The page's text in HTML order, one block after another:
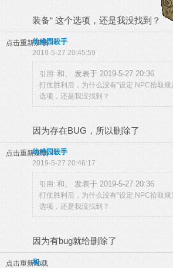
装备“ 这个选项，还是我没找到？
点击重新加载幼稚园殺手
2019-5-27 20:45:59
引用: 和、 发表于 2019-5-27 20:36
打仗胜利后，为什么没有”设定 NPC拾取
选项，还是我没找到？
因为存在BUG，所以删除了
点击重新加载幼稚园殺手
2019-5-27 20:46:17
引用: 和、 发表于 2019-5-27 20:36
打仗胜利后，为什么没有”设定 NPC拾取
选项，还是我没找到？
因为有bug就给删除了
点击重新加载
和、